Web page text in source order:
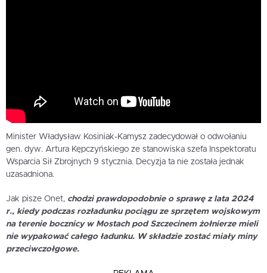
Minister Władysław Kosiniak-Kamysz zadecydował o odwołaniu
gen. dyw. Artura Kępczyńskiego ze stanowiska szefa Inspektoratu
Wsparcia Sił Zbrojnych 9 stycznia. Decyzja ta nie została jednak
uzasadniona.
Jak pisze Onet, chodzi prawdopodobnie o sprawę z lata 2024
r., kiedy podczas rozładunku pociągu ze sprzętem wojskowym
na terenie bocznicy w Mostach pod Szczecinem żołnierze mieli
nie wypakować całego ładunku. W składzie zostać miały miny
przeciwczołgowe.